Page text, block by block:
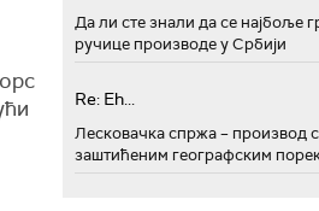
Да ли сте знали да се најбоље
ручице производе у Србији
Re: Eh...
Лесковачка спржа – производ
заштићеним географским